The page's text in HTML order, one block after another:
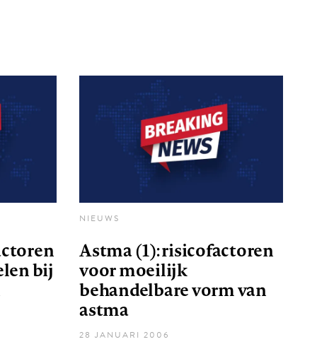
bij
NIEUWS
Astma (1): risicofactoren
voor moeilijk
behandelbare vorm van
astma
28 JANUARI 2006